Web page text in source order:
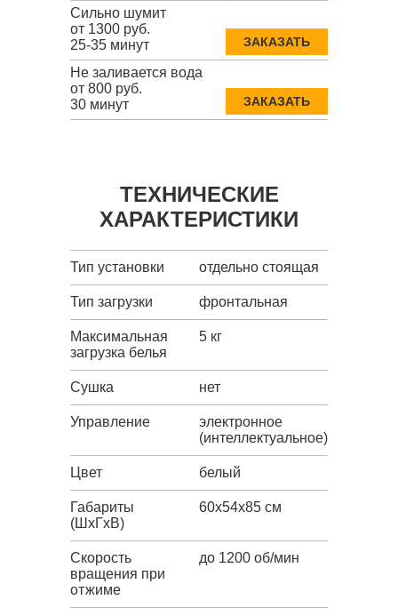
Сильно шумит
от 1300 руб.
25-35 минут
ЗАКАЗАТЬ
Не заливается вода
от 800 руб.
30 минут
ЗАКАЗАТЬ
ТЕХНИЧЕСКИЕ
ХАРАКТЕРИСТИКИ
Тип установки отдельно стоящая
Тип загрузки фронтальная
Максимальная
загрузка белья
5 кг
Сушка нет
Управление
электронное
(интеллектуальное)
Цвет белый
Габариты
(ШxГxВ)
60x54x85 см
Скорость
вращения при
отжиме
до 1200 об/мин